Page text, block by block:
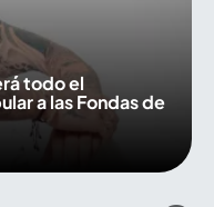
todo el
a las Fondas de